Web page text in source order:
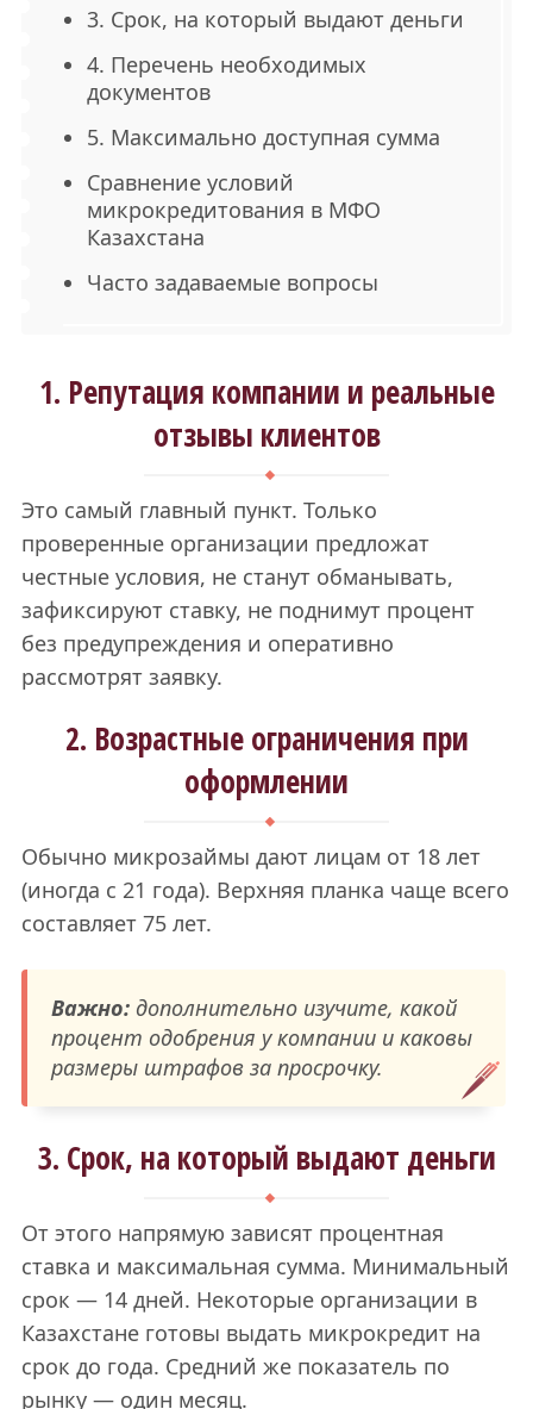
3. Срок, на который выдают деньги
4. Перечень необходимых
документов
5. Максимально доступная сумма
Сравнение условий
микрокредитования в МФО
Казахстана
Часто задаваемые вопросы
1. Репутация компании и реальные
отзывы клиентов
Это самый главный пункт. Только
проверенные организации предложат
честные условия, не станут обманывать,
зафиксируют ставку, не поднимут процент
без предупреждения и оперативно
рассмотрят заявку.
2. Возрастные ограничения при
оформлении
Обычно микрозаймы дают лицам от 18 лет
(иногда с 21 года). Верхняя планка чаще всего
составляет 75 лет.
Важно:дополнительно изучите, какой
процент одобрения у компании и каковы
размеры штрафов за просрочку.
3. Срок, на который выдают деньги
От этого напрямую зависят процентная
ставка и максимальная сумма. Минимальный
срок — 14 дней. Некоторые организации в
Казахстане готовы выдать микрокредит на
срок до года. Средний же показатель по
рынку — один месяц.